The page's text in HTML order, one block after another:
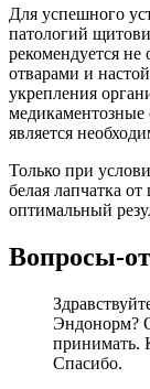
Для успешного
патологий
рекомендуется
отварами и
укрепления
медикаментозные
является
Только при
белая лапчатка
оптимальный
Вопросы-
Эндонорм?
принимать.
Спасибо.